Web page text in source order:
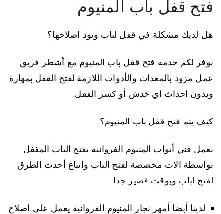
فتح قفل باب المنيوم
هل لديك مشكلة في قفل لباب وتود اصلاحها؟
نوفر لكم خدمة فتح قفل باب المنيوم مع أشطر فريق
عمل مزود بالمعدات والأدوات اللازمة لفتح القفل بمهارة
وبدون احداث اي خدش أو كسر القفل.
كيف يتم فتح قفل باب المنيوم؟
يعمل فني أبواب المنيوم الفروانية بفتح الباب المقفل
بواسطة الات مخصصة لفتح الباب واتباع أحدث الطرق
لفتح لباب وبوقت قصير جدا
لدينا أيضا أمهر نجار المنيوم الفروانية يعمل على اصلاح